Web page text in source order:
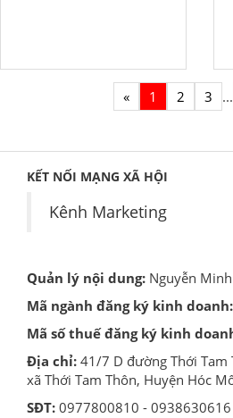
« 1 2 3 ...
KẾT NỐI MẠNG XÃ HỘI
Kênh Marketing
Quản lý nội dung: Nguyễn
Mã ngành đăng ký kinh doanh:
Mã số thuế đăng ký kinh
Địa chỉ: 41/7 D đường Thới Tam
xã Thới Tam Thôn, Huyện Hóc
SĐT: 0977800810 - 0938630616